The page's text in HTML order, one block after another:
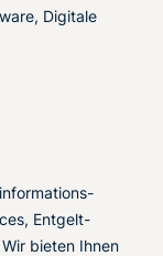
Digitale
Entgelt-
bieten Ihnen